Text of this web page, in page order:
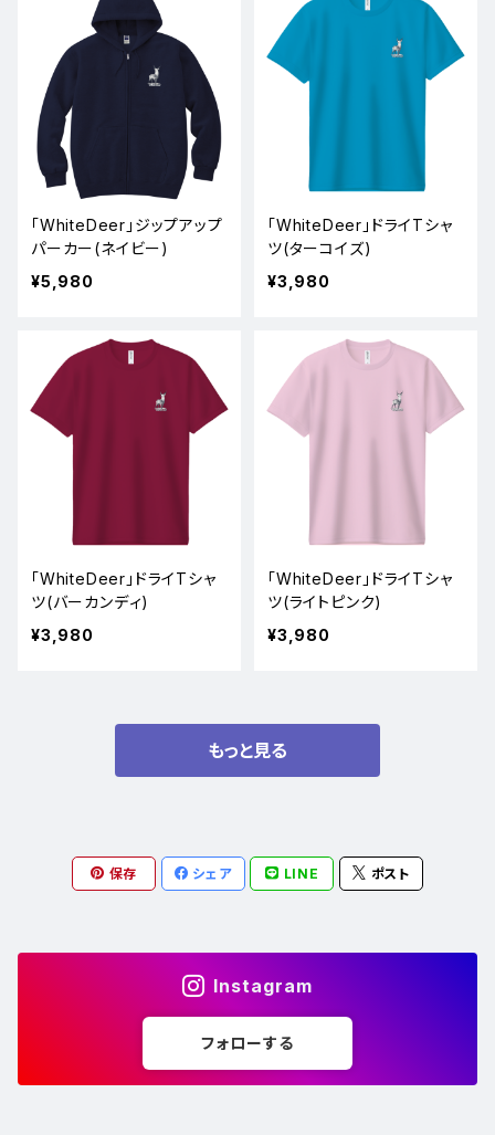
「WhiteDeer」ジップアップ
パーカー(ネイビー)
¥5,980
「WhiteDeer」ドライTシャ
ツ(ターコイズ)
¥3,980
「WhiteDeer」ドライTシャ
ツ(バーカンディ)
¥3,980
「WhiteDeer」ドライTシャ
ツ(ライトピンク)
¥3,980
もっと見る
保存 シェア LINE ポスト
Instagram
フォローする